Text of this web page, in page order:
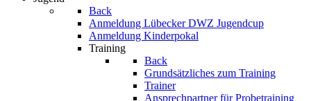
Back
Anmeldung Lübecker DWZ Jugendcup
Anmeldung Kinderpokal
Training
Back
Grundsätzliches zum Training
Trainer
Ansprechpartner für Probetraining